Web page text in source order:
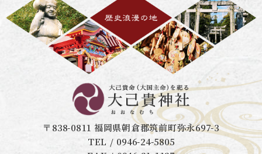
〒838-0811 福岡県朝倉郡筑前町弥永697-3
TEL / 0946-24-5805